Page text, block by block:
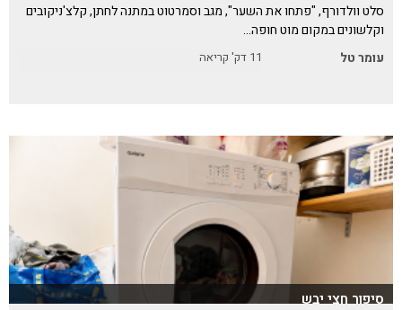
סלט וולדורף, "פתחו את השער", מגב וסמרטוט במתנה לחתן, קלצ'ניקובים
וקלשונים במקום מוט חופה…
עומר טל
11 דק' קריאה
סיפור חצי יבש